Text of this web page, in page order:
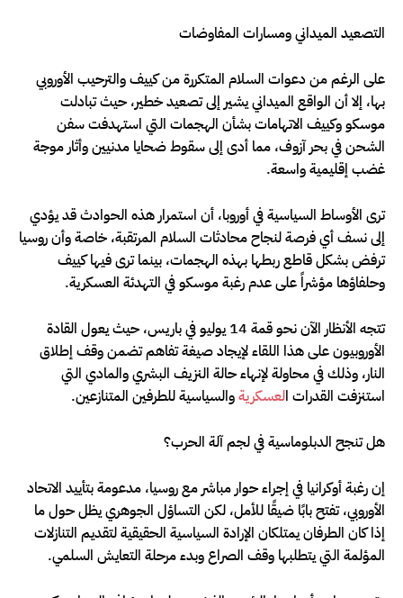
التصعيد الميداني ومسارات المفاوضات
على الرغم من دعوات السلام المتكررة من كييف والترحيب الأوروبي
بها، إلا أن الواقع الميداني يشير إلى تصعيد خطير، حيث تبادلت
موسكو وكييف الاتهامات بشأن الهجمات التي استهدفت سفن
الشحن في بحر آزوف، مما أدى إلى سقوط ضحايا مدنيين وأثار موجة
غضب إقليمية واسعة.
ترى الأوساط السياسية في أوروبا، أن استمرار هذه الحوادث قد يؤدي
إلى نسف أي فرصة لنجاح محادثات السلام المرتقبة، خاصة وأن روسيا
ترفض بشكل قاطع ربطها بهذه الهجمات، بينما ترى فيها كييف
وحلفاؤها مؤشراً على عدم رغبة موسكو في التهدئة العسكرية.
تتجه الأنظار الآن نحو قمة 14 يوليو في باريس، حيث يعول القادة
الأوروبيون على هذا اللقاء لإيجاد صيغة تفاهم تضمن وقف إطلاق
النار، وذلك في محاولة لإنهاء حالة النزيف البشري والمادي التي
استنزفت القدرات العسكريةوالسياسية للطرفين المتنازعين.
هل تنجح الدبلوماسية في لجم آلة الحرب؟
إن رغبة أوكرانيا في إجراء حوار مباشر مع روسيا، مدعومة بتأييد الاتحاد
الأوروبي، تفتح بابًا ضيقًا للأمل، لكن التساؤل الجوهري يظل حول ما
إذا كان الطرفان يمتلكان الإرادة السياسية الحقيقية لتقديم التنازلات
المؤلمة التي يتطلبها وقف الصراع وبدء مرحلة التعايش السلمي.